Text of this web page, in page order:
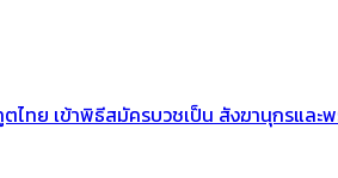
ทย เข้าพิธีสมัครบวชเป็น สังฆานุกรและพ